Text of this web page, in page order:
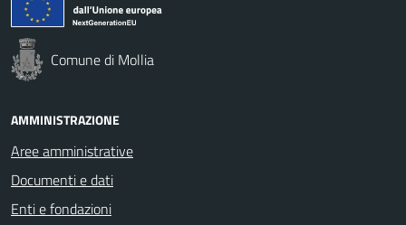
Comune di Mollia
AMMINISTRAZIONE
Aree amministrative
Documenti e dati
Enti e fondazioni